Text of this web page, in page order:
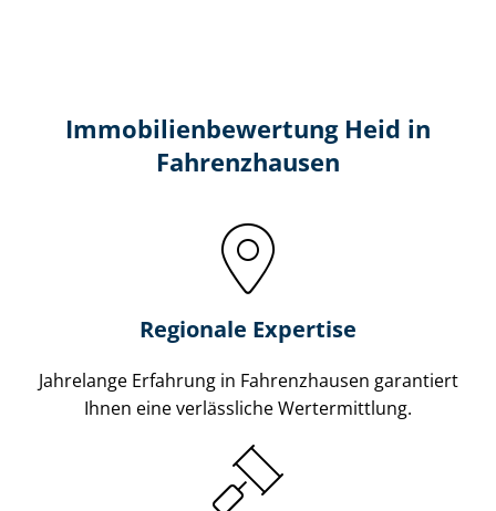
Immobilien­bewertung Heid in
Fahrenzhausen
Regionale Expertise
Jahrelange Erfahrung in Fahrenzhausen garantiert
Ihnen eine verlässliche Wertermittlung.